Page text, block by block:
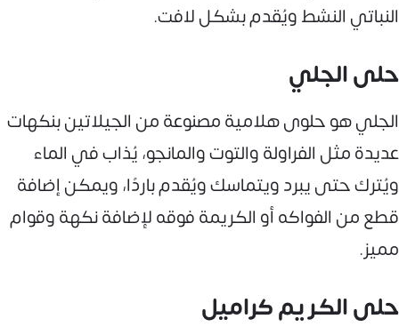
النباتي النشط ويُقدم بشكل لافت.
حلى الجلي
الجلي هو حلوى هلامية مصنوعة من الجيلاتين بنكهات
عديدة مثل الفراولة والتوت والمانجو، يُذاب في الماء
ويُترك حتى يبرد ويتماسك ويُقدم باردًا، ويمكن إضافة
قطع من الفواكه أو الكريمة فوقه لإضافة نكهة وقوام
مميز.
حلى الكريم كراميل